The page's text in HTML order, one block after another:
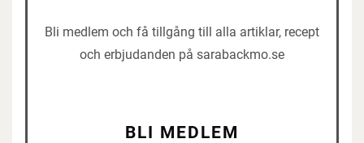
Bli medlem och få tillgång till alla artiklar, recept
och erbjudanden på sarabackmo.se
BLI MEDLEM